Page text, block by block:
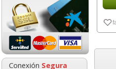
Conexión Segura
desde:
moldeable
para